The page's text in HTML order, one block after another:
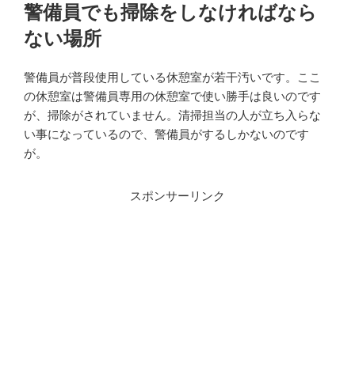
警備員でも掃除をしなければなら
ない場所
警備員が普段使用している休憩室が若干汚いです。ここ
の休憩室は警備員専用の休憩室で使い勝手は良いのです
が、掃除がされていません。清掃担当の人が立ち入らな
い事になっているので、警備員がするしかないのです
が。
スポンサーリンク